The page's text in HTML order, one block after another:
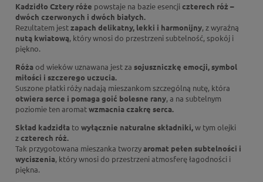
Kadzidło Cztery róże powstaje na bazie esencji czterech róż –
dwóch czerwonych i dwóch białych.
Rezultatem jestzapach delikatny, lekki i harmonijny, z wyraźną
nutą kwiatową, który wnosi do przestrzeni subtelność, spokój i
piękno.
Różaod wieków uznawana jest za sojuszniczkę emocji, symbol
miłości i szczerego uczucia.
Suszone płatki róży nadają mieszankom szczególną nutę, która
otwiera serce i pomaga goić bolesne rany, a na subtelnym
poziomie ten aromatwzmacnia czakrę serca.
Skład kadzidła to wyłącznie naturalne składniki,w tym olejki
zczterech róż.
Tak przygotowana mieszanka tworzyaromat pełen subtelności i
wyciszenia, który wnosi do przestrzeni atmosferę łagodności i
piękna.